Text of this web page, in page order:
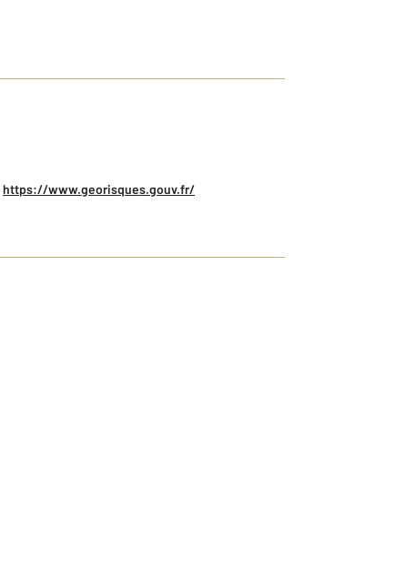
https://www.georisques.gouv.fr/